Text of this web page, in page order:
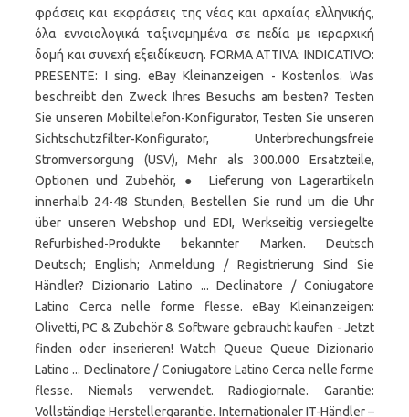
φράσεις και εκφράσεις της νέας και αρχαίας ελληνικής,
όλα εννοιολογικά ταξινομημένα σε πεδία με ιεραρχική
δομή και συνεχή εξειδίκευση. FORMA ATTIVA: INDICATIVO:
PRESENTE: I sing. eBay Kleinanzeigen - Kostenlos. Was
beschreibt den Zweck Ihres Besuchs am besten? Testen
Sie unseren Mobiltelefon-Konfigurator, Testen Sie unseren
Sichtschutzfilter-Konfigurator, Unterbrechungsfreie
Stromversorgung (USV), Mehr als 300.000 Ersatzteile,
Optionen und Zubehör, ● Lieferung von Lagerartikeln
innerhalb 24-48 Stunden, Bestellen Sie rund um die Uhr
über unseren Webshop und EDI, Werkseitig versiegelte
Refurbished-Produkte bekannter Marken. Deutsch
Deutsch; English; Anmeldung / Registrierung Sind Sie
Händler? Dizionario Latino ... Declinatore / Coniugatore
Latino Cerca nelle forme flesse. eBay Kleinanzeigen:
Olivetti, PC & Zubehör & Software gebraucht kaufen - Jetzt
finden oder inserieren! Watch Queue Queue Dizionario
Latino ... Declinatore / Coniugatore Latino Cerca nelle forme
flesse. Niemals verwendet. Radiogiornale. Garantie:
Vollständige Herstellergarantie. Internationaler IT-Händler –